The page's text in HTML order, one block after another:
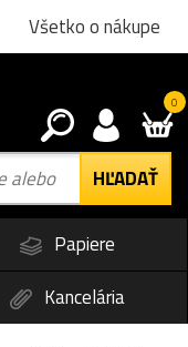
Všetko o nákupe
0
Papiere
Kancelária